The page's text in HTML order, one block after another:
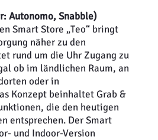
Autonomo, Snabble)
Smart Store „Teo“ bringt
näher zu den
rund um die Uhr Zugang zu
ob im ländlichen Raum, an
oder in
Konzept beinhaltet Grab &
die den heutigen
entsprechen. Der Smart
und Indoor-Version